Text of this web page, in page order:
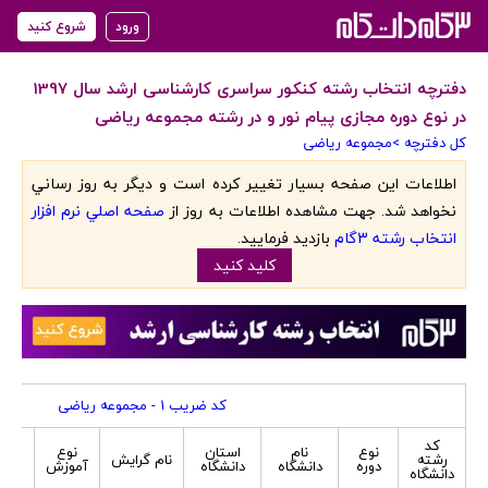
ورود شروع کنید
دفترچه انتخاب رشته کنکور سراسری کارشناسی ارشد سال 1397
در نوع دوره مجازی پیام نور و در رشته مجموعه ریاضی
کل دفترچه >مجموعه ریاضی
اطلاعات اين صفحه بسيار تغيير کرده است و ديگر به روز رساني
نخواهد شد. جهت مشاهده اطلاعات به روز از صفحه اصلي نرم افزار
انتخاب رشته 3گام
بازديد فرماييد.
کليد کنيد
کد ضریب 1 - مجموعه ریاضی
کد
رشته
دانشگاه
نوع
دوره
نام
دانشگاه
استان
دانشگاه نام گرایش نوع
آموزش